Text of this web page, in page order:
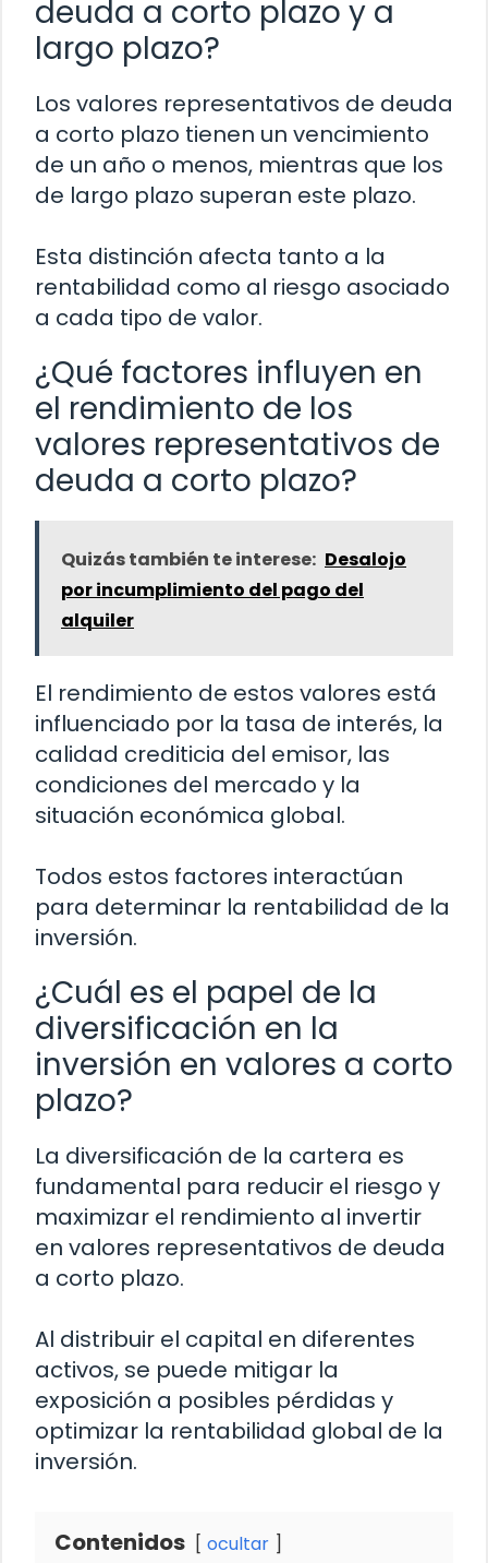
deuda a corto plazo y a
largo plazo?
Los valores representativos de deuda
a corto plazo tienen un vencimiento
de un año o menos, mientras que los
de largo plazo superan este plazo.
Esta distinción afecta tanto a la
rentabilidad como al riesgo asociado
a cada tipo de valor.
¿Qué factores influyen en
el rendimiento de los
valores representativos de
deuda a corto plazo?
Quizás también te interese: Desalojo
por incumplimiento del pago del
alquiler
El rendimiento de estos valores está
influenciado por la tasa de interés, la
calidad crediticia del emisor, las
condiciones del mercado y la
situación económica global.
Todos estos factores interactúan
para determinar la rentabilidad de la
inversión.
¿Cuál es el papel de la
diversificación en la
inversión en valores a corto
plazo?
La diversificación de la cartera es
fundamental para reducir el riesgo y
maximizar el rendimiento al invertir
en valores representativos de deuda
a corto plazo.
Al distribuir el capital en diferentes
activos, se puede mitigar la
exposición a posibles pérdidas y
optimizar la rentabilidad global de la
inversión.
Contenidos ocultar